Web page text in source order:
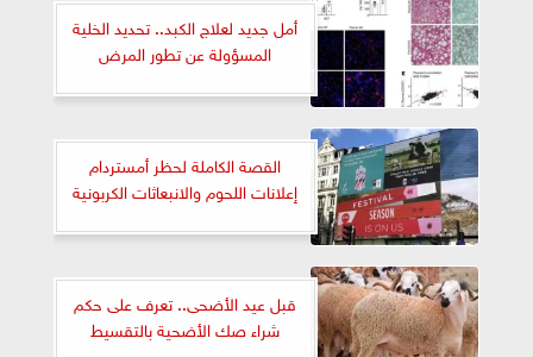
أمل جديد لعلاج الكبد.. تحديد الخلية
المسؤولة عن تطور المرض
القصة الكاملة لحظر أمستردام
إعلانات اللحوم والانبعاثات الكربونية
قبل عيد الأضحى.. تعرف على حكم
شراء صك الأضحية بالتقسيط